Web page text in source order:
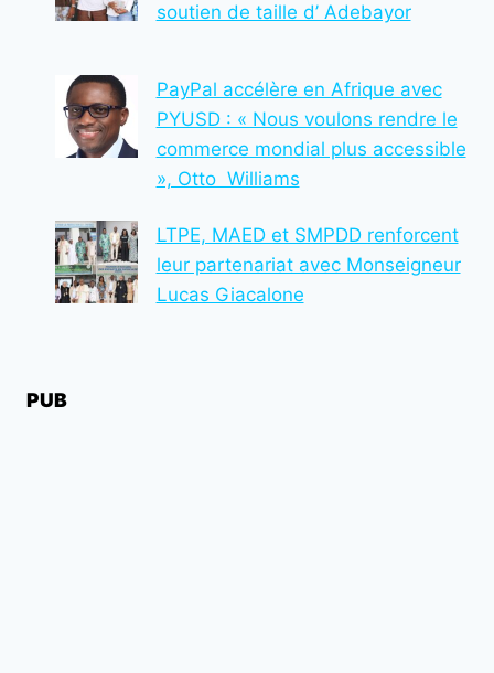
soutien de taille d’ Adebayor
PayPal accélère en Afrique avec
PYUSD : « Nous voulons rendre le
commerce mondial plus accessible
», Otto Williams
LTPE, MAED et SMPDD renforcent
leur partenariat avec Monseigneur
Lucas Giacalone
PUB